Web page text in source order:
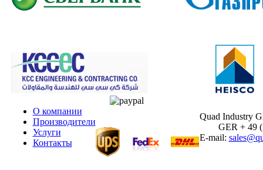
О компании
Производители
Услуги
Контакты
Quad Industry
GER + 49
E-mail: